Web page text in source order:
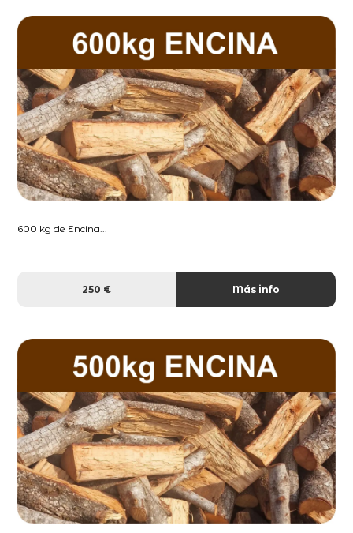
600 kg de Encina...
250 € Más info